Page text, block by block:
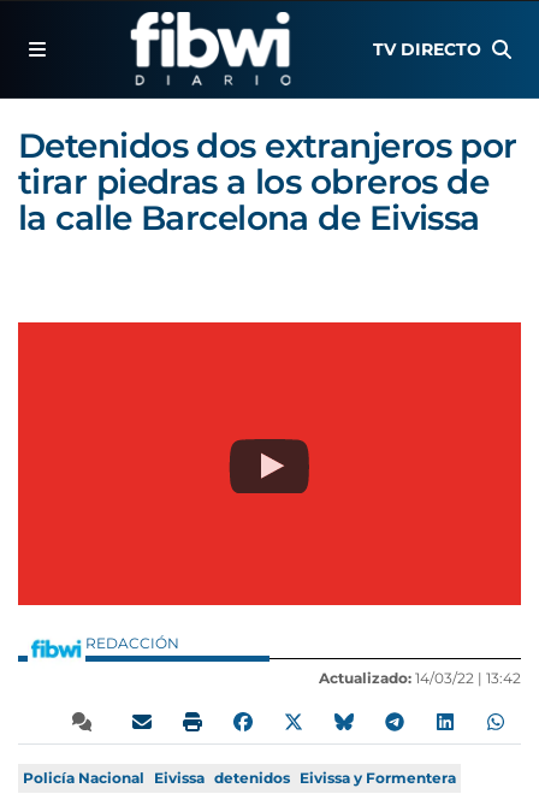
TV DIRECTO
Detenidos dos extranjeros por
tirar piedras a los obreros de
la calle Barcelona de Eivissa
REDACCIÓN
Actualizado: 14/03/22 | 13:42
Policía Nacional Eivissa detenidos Eivissa y Formentera